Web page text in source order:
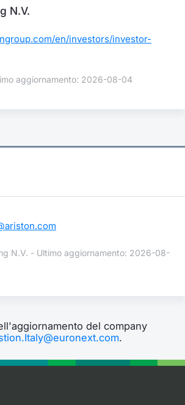
N.V.
en/investors/investor-
aggiornamento: 2026-08-04
N.V. - Ultimo aggiornamento: 2026-08-
del company
.